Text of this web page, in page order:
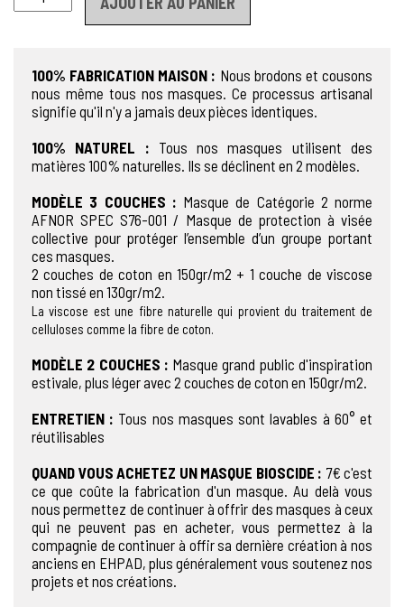
100% FABRICATION MAISON : Nous brodons et cousons
nous même tous nos masques. Ce processus artisanal
signifie qu'il n'y a jamais deux pièces identiques.
100% NATUREL : Tous nos masques utilisent des
matières 100% naturelles. Ils se déclinent en 2 modèles.
MODÈLE 3 COUCHES : Masque de Catégorie 2 norme
AFNOR SPEC S76-001 / Masque de protection à visée
collective pour protéger l’ensemble d’un groupe portant
ces masques.
2 couches de coton en 150gr/m2 + 1 couche de viscose
non tissé en 130gr/m2.
La viscose est une fibre naturelle qui provient du traitement de
celluloses comme la fibre de coton.
MODÈLE 2 COUCHES : Masque grand public d'inspiration
estivale, plus léger avec 2 couches de coton en 150gr/m2.
ENTRETIEN : Tous nos masques sont lavables à 60° et
réutilisables
QUAND VOUS ACHETEZ UN MASQUE BIOSCIDE : 7€ c'est
ce que coûte la fabrication d'un masque. Au delà vous
nous permettez de continuer à offrir des masques à ceux
qui ne peuvent pas en acheter, vous permettez à la
compagnie de continuer à offir sa dernière création à nos
anciens en EHPAD, plus généralement vous soutenez nos
projets et nos créations.